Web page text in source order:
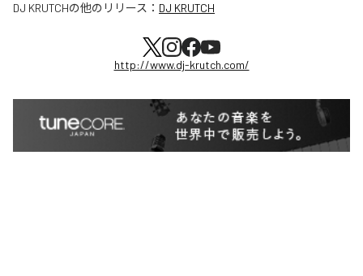
DJ KRUTCHの他のリリース： DJ KRUTCH
http://www.dj-krutch.com/